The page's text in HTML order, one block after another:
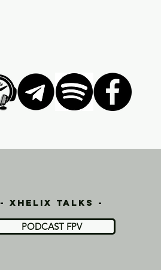
- xhelix talks -
PODCAST FPV